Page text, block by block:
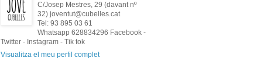
C/Josep Mestres, 29 (davant nº
32) joventut@cubelles.cat
Tel: 93 895 03 61
Whatsapp 628834296 Facebook -
Twitter - Instagram - Tik tok
Visualitza el meu perfil complet